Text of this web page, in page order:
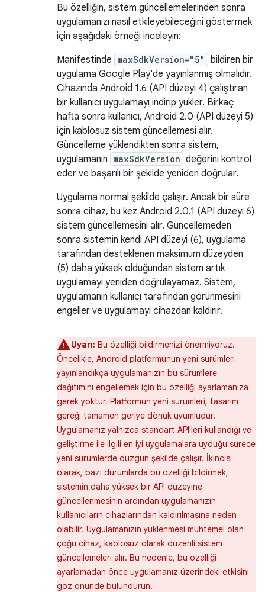
Bu özelliğin, sistem güncellemelerinden sonra
uygulamanızı nasıl etkileyebileceğini göstermek
için aşağıdaki örneği inceleyin:
Manifestinde maxSdkVersion="5"
bildiren bir
uygulama Google Play'de yayınlanmış olmalıdır.
Cihazında Android 1.6 (API düzeyi 4) çalıştıran
bir kullanıcı uygulamayı indirip yükler. Birkaç
hafta sonra kullanıcı, Android 2.0 (API düzeyi 5)
için kablosuz sistem güncellemesi alır.
Güncelleme yüklendikten sonra sistem,
uygulamanın maxSdkVersion değerini kontrol
eder ve başarılı bir şekilde yeniden doğrular.
Uygulama normal şekilde çalışır. Ancak bir süre
sonra cihaz, bu kez Android 2.0.1 (API düzeyi 6)
sistem güncellemesini alır. Güncellemeden
sonra sistemin kendi API düzeyi (6), uygulama
tarafından desteklenen maksimum düzeyden
(5) daha yüksek olduğundan sistem artık
uygulamayı yeniden doğrulayamaz. Sistem,
uygulamanın kullanıcı tarafından görünmesini
engeller ve uygulamayı cihazdan kaldırır.
Uyarı: Bu özelliği bildirmenizi önermiyoruz.
Öncelikle, Android platformunun yeni sürümleri
yayınlandıkça uygulamanızın bu sürümlere
dağıtımını engellemek için bu özelliği ayarlamanıza
gerek yoktur. Platformun yeni sürümleri, tasarım
gereği tamamen geriye dönük uyumludur.
Uygulamanız yalnızca standart API'leri kullandığı ve
geliştirme ile ilgili en iyi uygulamalara uyduğu sürece
yeni sürümlerde düzgün şekilde çalışır. İkincisi
olarak, bazı durumlarda bu özelliği bildirmek,
sistemin daha yüksek bir API düzeyine
güncellenmesinin ardından uygulamanızın
kullanıcıların cihazlarından kaldırılmasına neden
olabilir. Uygulamanızın yüklenmesi muhtemel olan
çoğu cihaz, kablosuz olarak düzenli sistem
güncellemeleri alır. Bu nedenle, bu özelliği
ayarlamadan önce uygulamanız üzerindeki etkisini
göz önünde bulundurun.